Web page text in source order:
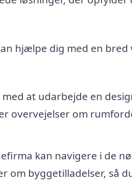
hjælpe dig med en bred
at udarbejde en
overvejelser om
kan navigere i de
om byggetilladelser, så